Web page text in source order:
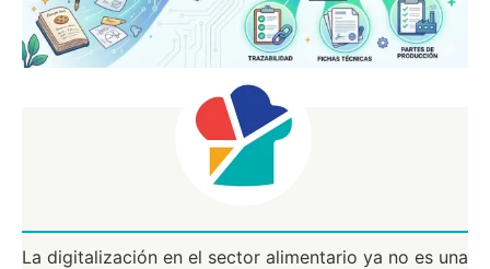
La digitalización en el sector alimentario ya no es una